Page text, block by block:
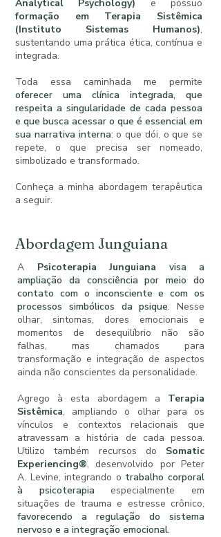
Analytical Psychology) e possuo
formação em Terapia Sistêmica
(Instituto Sistemas Humanos),
sustentando uma prática ética, contínua e
integrada.​
Toda essa caminhada me permite
oferecer uma clínica integrada, que
respeita a singularidade de cada pessoa
e que busca acessar o que é essencial em
sua narrativa interna: o que dói, o que se
repete, o que precisa ser nomeado,
simbolizado e transformado.​
Conheça a minha abordagem terapêutica
a seguir.
Abordagem Junguiana
A Psicoterapia Junguiana visa a
ampliação da consciência por meio do
contato com o inconsciente e com os
processos simbólicos da psique. Nesse
olhar, sintomas, dores emocionais e
momentos de desequilíbrio não são
falhas, mas chamados para
transformação e integração de aspectos
ainda não conscientes da personalidade.
Agrego à esta abordagem a Terapia
Sistêmica, ampliando o olhar para os
vínculos e contextos relacionais que
atravessam a história de cada pessoa.
Utilizo também recursos do Somatic
Experiencing®, desenvolvido por Peter
A. Levine, integrando o trabalho corporal
à psicoterapia especialmente em
situações de trauma e estresse crônico,
favorecendo a regulação do sistema
nervoso e a integração emocional.